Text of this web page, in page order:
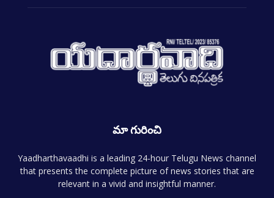
మా గురించి
Yaadharthavaadhi is a leading 24-hour Telugu News channel
that presents the complete picture of news stories that are
relevant in a vivid and insightful manner.